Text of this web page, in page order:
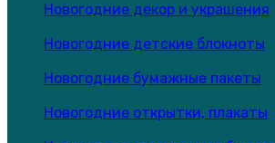
Новогодние декор и украшения
Новогодние детские блокноты
Новогодние бумажные пакеты
Новогодние открытки, плакаты